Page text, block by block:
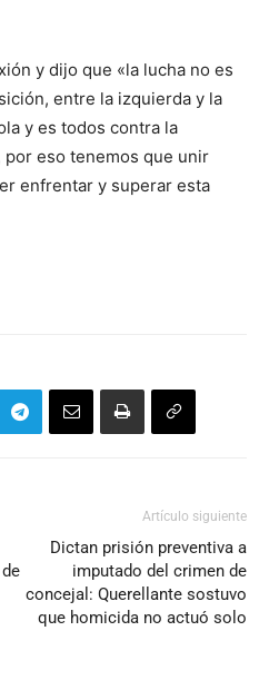
y dijo que «la lucha no es
entre la izquierda y la
y es todos contra la
eso tenemos que unir
enfrentar y superar esta
Artículo siguiente
Dictan prisión preventiva a
imputado del crimen de
concejal: Querellante sostuvo
que homicida no actuó solo